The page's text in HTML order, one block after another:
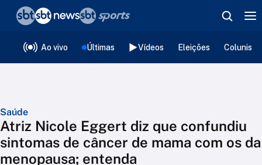
Ao vivo Últimas Vídeos Eleições
Saúde
Atriz Nicole Eggert diz que confundiu
sintomas de câncer de mama com os da
menopausa; entenda
❮voltar
Editorias